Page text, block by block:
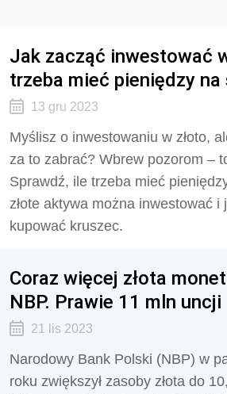
Jak zacząć inwestować
trzeba mieć pieniędzy
13 gru 2023
Myślisz o inwestowaniu w złoto,
za to zabrać? Wbrew pozorom –
Sprawdź, ile trzeba mieć
złote aktywa można inwestować i
kupować kruszec.
Coraz więcej złota
NBP. Prawie 11 mln uncji
21 lis 2023
Narodowy Bank Polski (NBP) w
roku zwiększył zasoby złota do